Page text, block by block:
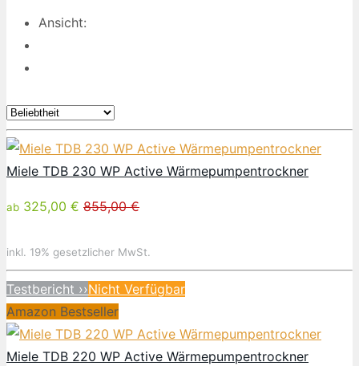
Ansicht:
Miele TDB 230 WP Active Wärmepumpentrockner
ab 325,00 € 855,00 €
inkl. 19% gesetzlicher MwSt.
Testbericht ››Nicht Verfügbar
Amazon Bestseller
Miele TDB 220 WP Active Wärmepumpentrockner